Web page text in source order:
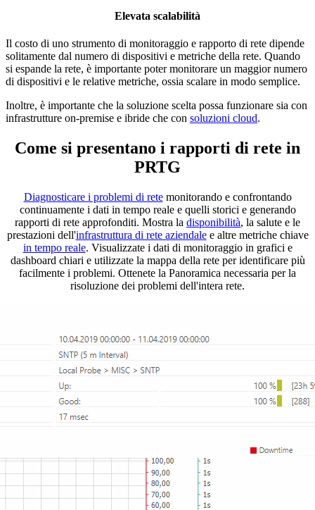
Elevata scalabilità
Il costo di uno strumento di monitoraggio e rapporto di rete dipende
solitamente dal numero di dispositivi e metriche della rete. Quando
si espande la rete, è importante poter monitorare un maggior numero
di dispositivi e le relative metriche, ossia scalare in modo semplice.
Inoltre, è importante che la soluzione scelta possa funzionare sia con
infrastrutture on-premise e ibride che con soluzioni cloud.
Come si presentano i rapporti di rete in
PRTG
Diagnosticare i problemi di retemonitorando e confrontando
continuamente i dati in tempo reale e quelli storici e generando
rapporti di rete approfonditi. Mostra la disponibilità, la salute e le
prestazioni dell'infrastruttura di rete aziendalee altre metriche chiave
in tempo reale. Visualizzate i dati di monitoraggio in grafici e
dashboard chiari e utilizzate la mappa della rete per identificare più
facilmente i problemi. Ottenete la Panoramica necessaria per la
risoluzione dei problemi dell'intera rete.